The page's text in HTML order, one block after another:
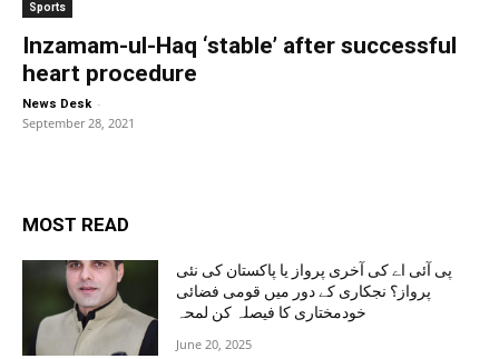
Sports
Inzamam-ul-Haq ‘stable’ after successful
heart procedure
News Desk -
September 28, 2021
MOST READ
پی آئی اے کی آخری پرواز یا پاکستان کی نئی
پرواز؟ نجکاری کے دور میں قومی فضائی
خودمختاری کا فیصلہ کن لمحہ
June 20, 2025